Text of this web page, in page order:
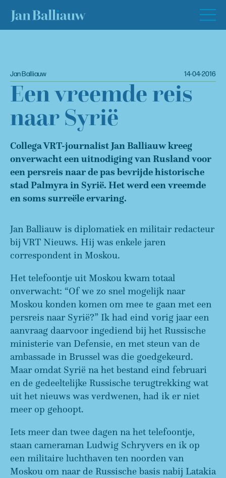
Jan Balliauw 14-04-2016
Een vreemde reis
naar Syrië
Collega VRT-journalist Jan Balliauw kreeg
onverwacht een uitnodiging van Rusland voor
een persreis naar de pas bevrijde historische
stad Palmyra in Syrië. Het werd een vreemde
en soms surreële ervaring.
Jan Balliauw is diplomatiek en militair redacteur
bij VRT Nieuws. Hij was enkele jaren
correspondent in Moskou.
Het telefoontje uit Moskou kwam totaal
onverwacht: “Of we zo snel mogelijk naar
Moskou konden komen om mee te gaan met een
persreis naar Syrië?” Ik had eind vorig jaar een
aanvraag daarvoor ingediend bij het Russische
ministerie van Defensie, en met steun van de
ambassade in Brussel was die goedgekeurd.
Maar omdat Syrië na het bestand eind februari
en de gedeeltelijke Russische terugtrekking wat
uit het nieuws was verdwenen, had ik er niet
meer op gehoopt.
Iets meer dan twee dagen na het telefoontje,
staan cameraman Ludwig Schryvers en ik op
een militaire luchthaven ten noorden van
Moskou om naar de Russische basis nabij Latakia